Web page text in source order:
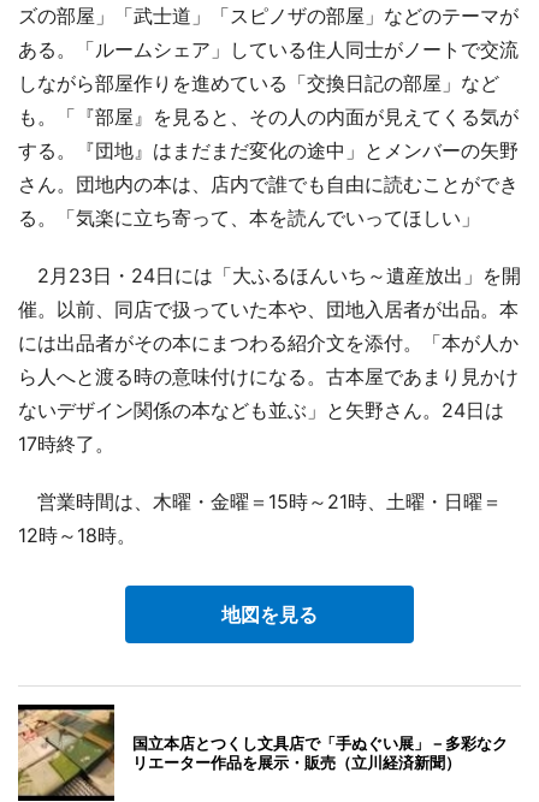
ズの部屋」「武士道」「スピノザの部屋」などのテーマが
ある。「ルームシェア」している住人同士がノートで交流
しながら部屋作りを進めている「交換日記の部屋」など
も。「『部屋』を見ると、その人の内面が見えてくる気が
する。『団地』はまだまだ変化の途中」とメンバーの矢野
さん。団地内の本は、店内で誰でも自由に読むことができ
る。「気楽に立ち寄って、本を読んでいってほしい」
2月23日・24日には「大ふるほんいち～遺産放出」を開
催。以前、同店で扱っていた本や、団地入居者が出品。本
には出品者がその本にまつわる紹介文を添付。「本が人か
ら人へと渡る時の意味付けになる。古本屋であまり見かけ
ないデザイン関係の本なども並ぶ」と矢野さん。24日は
17時終了。
営業時間は、木曜・金曜＝15時～21時、土曜・日曜＝
12時～18時。
地図を見る
国立本店とつくし文具店で「手ぬぐい展」－多彩なク
リエーター作品を展示・販売（立川経済新聞）